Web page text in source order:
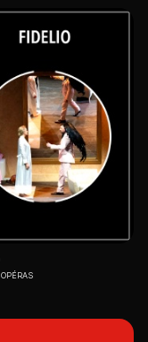
OPÉRAS